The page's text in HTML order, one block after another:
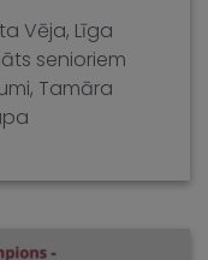
Vēja, Līga
senioriem
, Tamāra